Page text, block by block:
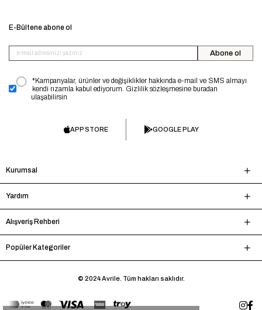
E-Bültene abone ol
Abone ol
*Kampanyalar, ürünler ve değişiklikler hakkında e-mail ve SMS almayı
kendi rızamla kabul ediyorum. Gizlilik sözleşmesine buradan
ulaşabilirsin
APP STORE GOOGLE PLAY
Kurumsal
Yardım
Alışveriş Rehberi
Popüler Kategoriler
© 2024 Avrile. Tüm hakları saklıdır.